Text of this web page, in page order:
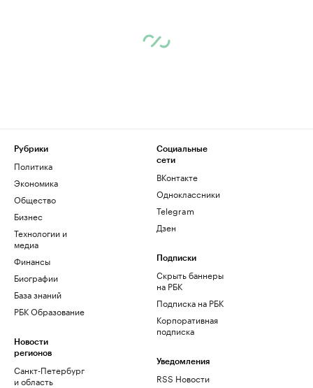
Рубрики
Политика
Экономика
Общество
Бизнес
Технологии и
медиа
Финансы
Биографии
База знаний
РБК Образование
Новости
регионов
Санкт-Петербург
и область
Социальные
сети
ВКонтакте
Одноклассники
Telegram
Дзен
Подписки
Скрыть баннеры
на РБК
Подписка на РБК
Корпоративная
подписка
Уведомления
RSS Новости